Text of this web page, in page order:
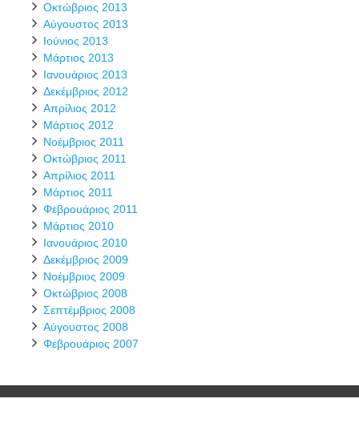
Οκτώβριος 2013
Αύγουστος 2013
Ιούνιος 2013
Μάρτιος 2013
Ιανουάριος 2013
Δεκέμβριος 2012
Απρίλιος 2012
Μάρτιος 2012
Νοέμβριος 2011
Οκτώβριος 2011
Απρίλιος 2011
Μάρτιος 2011
Φεβρουάριος 2011
Μάρτιος 2010
Ιανουάριος 2010
Δεκέμβριος 2009
Νοέμβριος 2009
Οκτώβριος 2008
Σεπτέμβριος 2008
Αύγουστος 2008
Φεβρουάριος 2007